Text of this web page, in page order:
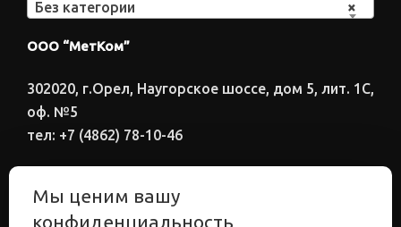
×
Без категории
ООО “МетКом”
302020, г.Орел, Наугорское шоссе, дом 5, лит. 1С,
оф. №5
тел: +7 (4862) 78-10-46
Электронный адрес
Мы ценим вашу
конфиденциальность